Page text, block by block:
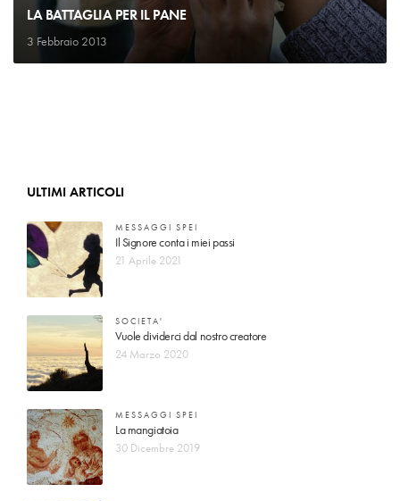
LA BATTAGLIA PER IL PANE
3 Febbraio 2013
ULTIMI ARTICOLI
MESSAGGI SPEI
Il Signore conta i miei passi
21 Aprile 2021
SOCIETA'
Vuole dividerci dal nostro creatore
24 Marzo 2020
MESSAGGI SPEI
La mangiatoia
30 Dicembre 2019